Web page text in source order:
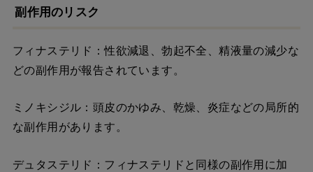
副作用のリスク
フィナステリド：性欲減退、勃起不全、精液量の減少な
どの副作用が報告されています。
ミノキシジル：頭皮のかゆみ、乾燥、炎症などの局所的
な副作用があります。
デュタステリド：フィナステリドと同様の副作用に加